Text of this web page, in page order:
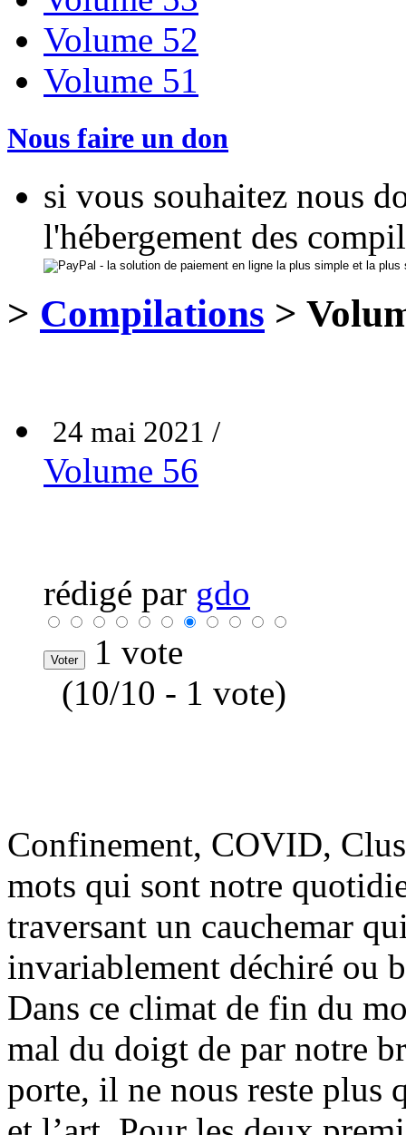
Volume 52
Volume 51
Nous faire un don
si vous souhaitez nous
l'hébergement des
> Compilations >
24 mai 2021 /
Volume 56
rédigé par gdo
1 vote
(10/10 - 1 vote)
Confinement, COVID,
mots qui sont notre
traversant un cauchemar
invariablement déchiré ou
Dans ce climat de fin du
mal du doigt de par notre
porte, il ne nous reste plus